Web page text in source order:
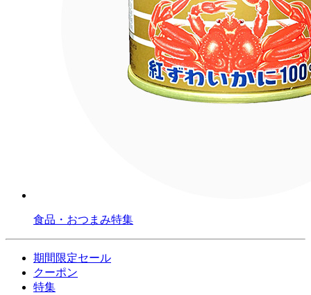
食品・おつまみ特集
期間限定セール
クーポン
特集